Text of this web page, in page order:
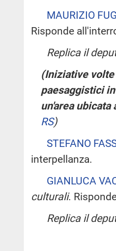
MAURIZIO
Risponde
Replica il
(Iniziative
paesaggistici
un'area ubicata
RS)
STEFANO
interpellanza.
GIANLUCA
culturali.
Replica il